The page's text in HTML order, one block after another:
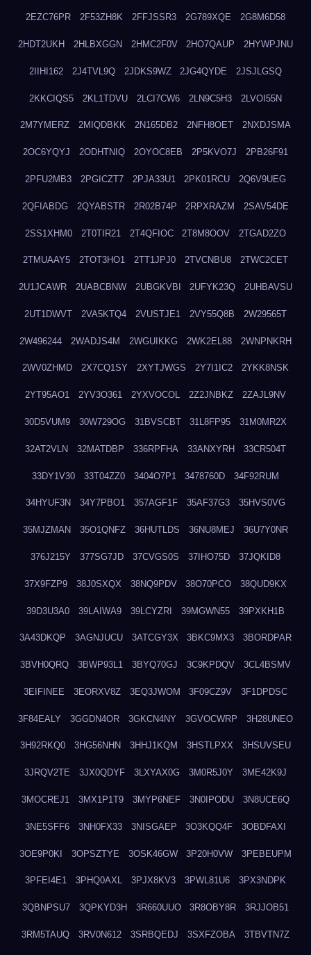
2EZC76PR 2F53ZH8K 2FFJSSR3 2G789XQE 2G8M6D58
2HDT2UKH 2HLBXGGN 2HMC2F0V 2HO7QAUP 2HYWPJNU
2IIHI162 2J4TVL9Q 2JDKS9WZ 2JG4QYDE 2JSJLGSQ
2KKCIQS5 2KL1TDVU 2LCI7CW6 2LN9C5H3 2LVOI55N
2M7YMERZ 2MIQDBKK 2N165DB2 2NFH8OET 2NXDJSMA
2OC6YQYJ 2ODHTNIQ 2OYOC8EB 2P5KVO7J 2PB26F91
2PFU2MB3 2PGICZT7 2PJA33U1 2PK01RCU 2Q6V9UEG
2QFIABDG 2QYABSTR 2R02B74P 2RPXRAZM 2SAV54DE
2SS1XHM0 2T0TIR21 2T4QFIOC 2T8M8OOV 2TGAD2ZO
2TMUAAY5 2TOT3HO1 2TT1JPJ0 2TVCNBU8 2TWC2CET
2U1JCAWR 2UABCBNW 2UBGKVBI 2UFYK23Q 2UHBAVSU
2UT1DWVT 2VA5KTQ4 2VUSTJE1 2VY55Q8B 2W29565T
2W496244 2WADJS4M 2WGUIKKG 2WK2EL88 2WNPNKRH
2WV0ZHMD 2X7CQ1SY 2XYTJWGS 2Y7I1IC2 2YKK8NSK
2YT95AO1 2YV3O361 2YXVOCOL 2Z2JNBKZ 2ZAJL9NV
30D5VUM9 30W729OG 31BVSCBT 31L8FP95 31M0MR2X
32AT2VLN 32MATDBP 336RPFHA 33ANXYRH 33CR504T
33DY1V30 33T04ZZ0 3404O7P1 3478760D 34F92RUM
34HYUF3N 34Y7PBO1 357AGF1F 35AF37G3 35HVS0VG
35MJZMAN 35O1QNFZ 36HUTLDS 36NU8MEJ 36U7Y0NR
376J215Y 377SG7JD 37CVGS0S 37IHO75D 37JQKID8
37X9FZP9 38J0SXQX 38NQ9PDV 38O70PCO 38QUD9KX
39D3U3A0 39LAIWA9 39LCYZRI 39MGWN55 39PXKH1B
3A43DKQP 3AGNJUCU 3ATCGY3X 3BKC9MX3 3BORDPAR
3BVH0QRQ 3BWP93L1 3BYQ70GJ 3C9KPDQV 3CL4BSMV
3EIFINEE 3EORXV8Z 3EQ3JWOM 3F09CZ9V 3F1DPDSC
3F84EALY 3GGDN4OR 3GKCN4NY 3GVOCWRP 3H28UNEO
3H92RKQ0 3HG56NHN 3HHJ1KQM 3HSTLPXX 3HSUVSEU
3JRQV2TE 3JX0QDYF 3LXYAX0G 3M0R5J0Y 3ME42K9J
3MOCREJ1 3MX1P1T9 3MYP6NEF 3N0IPODU 3N8UCE6Q
3NE5SFF6 3NH0FX33 3NISGAEP 3O3KQQ4F 3OBDFAXI
3OE9P0KI 3OPSZTYE 3OSK46GW 3P20H0VW 3PEBEUPM
3PFEI4E1 3PHQ0AXL 3PJX8KV3 3PWL81U6 3PX3NDPK
3QBNPSU7 3QPKYD3H 3R660UUO 3R8OBY8R 3RJJOB51
3RM5TAUQ 3RV0N612 3SRBQEDJ 3SXFZOBA 3TBVTN7Z